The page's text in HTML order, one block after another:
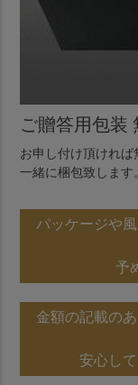
ご贈答用包装
お申し付け頂ければ
一緒に梱包致します
パッケージや
予
金額の記載の
安心し